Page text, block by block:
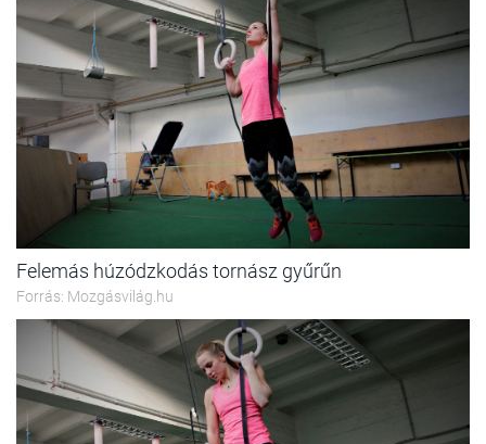
Felemás húzódzkodás tornász gyűrűn
Forrás: Mozgásvilág.hu